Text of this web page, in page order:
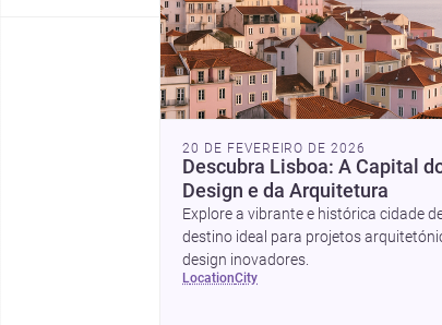
20 DE FEVEREIRO DE 2026
Descubra Lisboa: A Capital
Design e da Arquitetura
Explore a vibrante e histórica cidade
destino ideal para projetos
design inovadores.
location city